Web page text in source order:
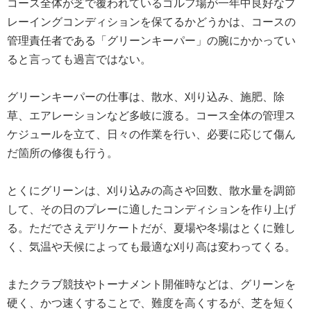
コース全体が芝で覆われているゴルフ場が一年中良好なプ
レーイングコンディションを保てるかどうかは、コースの
管理責任者である「グリーンキーパー」の腕にかかってい
ると言っても過言ではない。
グリーンキーパーの仕事は、散水、刈り込み、施肥、除
草、エアレーションなど多岐に渡る。コース全体の管理ス
ケジュールを立て、日々の作業を行い、必要に応じて傷ん
だ箇所の修復も行う。
とくにグリーンは、刈り込みの高さや回数、散水量を調節
して、その日のプレーに適したコンディションを作り上げ
る。ただでさえデリケートだが、夏場や冬場はとくに難し
く、気温や天候によっても最適な刈り高は変わってくる。
またクラブ競技やトーナメント開催時などは、グリーンを
硬く、かつ速くすることで、難度を高くするが、芝を短く